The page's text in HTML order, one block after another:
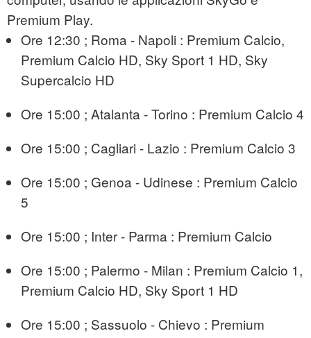
Premium Play.
Ore 12:30 ; Roma - Napoli : Premium Calcio,
Premium Calcio HD, Sky Sport 1 HD, Sky
Supercalcio HD
Ore 15:00 ; Atalanta - Torino : Premium Calcio 4
Ore 15:00 ; Cagliari - Lazio : Premium Calcio 3
Ore 15:00 ; Genoa - Udinese : Premium Calcio
5
Ore 15:00 ; Inter - Parma : Premium Calcio
Ore 15:00 ; Palermo - Milan : Premium Calcio 1,
Premium Calcio HD, Sky Sport 1 HD
Ore 15:00 ; Sassuolo - Chievo : Premium